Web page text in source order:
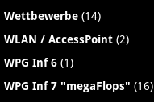
Wettbewerbe(14)
WLAN / AccessPoint(2)
WPG Inf 6(1)
WPG Inf 7 "megaFlops" (16)